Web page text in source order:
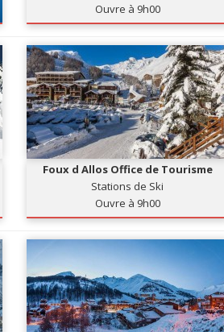
Ouvre à 9h00
Foux d Allos Office de Tourisme
Stations de Ski
Ouvre à 9h00